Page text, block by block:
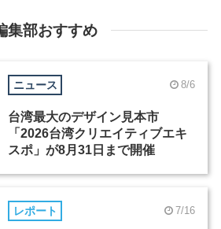
集部おすすめ
ニュース 8/6
台湾最大のデザイン見本市
「2026台湾クリエイティブエキ
スポ」が8月31日まで開催
レポート 7/16